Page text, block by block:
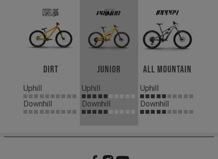
Dirt
Uphill
Downhill
Junior
Uphill
Downhill
All Mountain
Uphill
Downhill